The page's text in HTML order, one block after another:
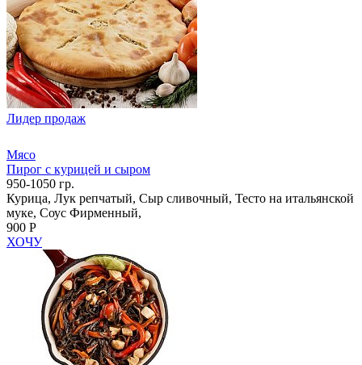
Лидер продаж
Мясо
Пирог с курицей и сыром
950-1050 гр.
Курица, Лук репчатый, Сыр сливочный, Тесто на итальянской
муке, Соус Фирменный,
900 Р
ХОЧУ